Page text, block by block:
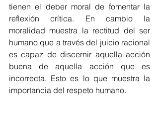
tienen el deber moral de fomentar la
reflexión crítica. En cambio la
moralidad muestra la rectitud del ser
humano que a través del juicio racional
es capaz de discernir aquella acción
buena de aquella acción que es
incorrecta. Esto es lo que muestra la
importancia del respeto humano.